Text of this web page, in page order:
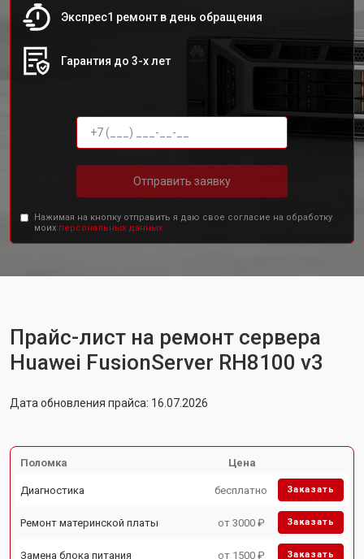
Экспрес1 ремонт в день обращения
Гарантия до 3-х лет
Отправить заявку
Нажимая на кнопку отправить я даю свое согласие на обработку
моих персональных данных.
Прайс-лист на ремонт сервера
Huawei FusionServer RH8100 v3
Дата обновления прайса: 16.07.2026
Поломка Цена
Диагностика бесплатно Заказать
Ремонт материнской платы от 3000 ₽ Заказать
Замена блока питания от 1500 ₽ Заказать